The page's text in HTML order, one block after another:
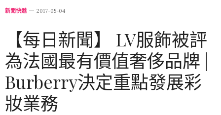
新聞快遞 2017-05-04
【每日新聞】 LV服飾被評
為法國最有價值奢侈品牌 |
Burberry決定重點發展彩
妝業務